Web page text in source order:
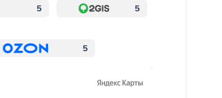
5 5
5